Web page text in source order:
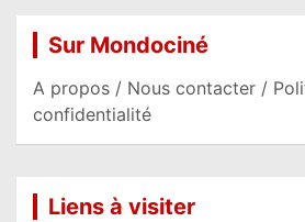
Sur Mondociné
A propos / Nous contacter /
confidentialité
Liens à visiter